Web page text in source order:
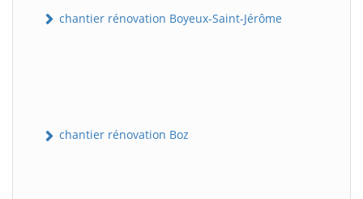
chantier rénovation Boyeux-Saint-Jérôme
chantier rénovation Boz